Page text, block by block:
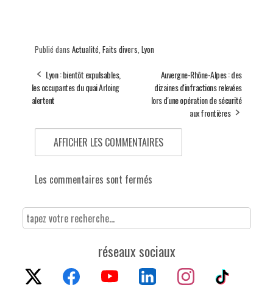
Publié dans Actualité Faits divers Lyon
Lyon : bientôt expulsables,
les occupantes du quai Arloing
alertent
Auvergne-Rhône-Alpes : des
dizaines d'infractions relevées
lors d'une opération de sécurité
aux frontières
AFFICHER LES COMMENTAIRES
Les commentaires sont fermés
réseaux sociaux